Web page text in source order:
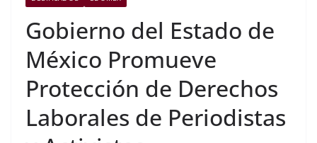
Gobierno del Estado de
México Promueve
Protección de Derechos
Laborales de Periodistas